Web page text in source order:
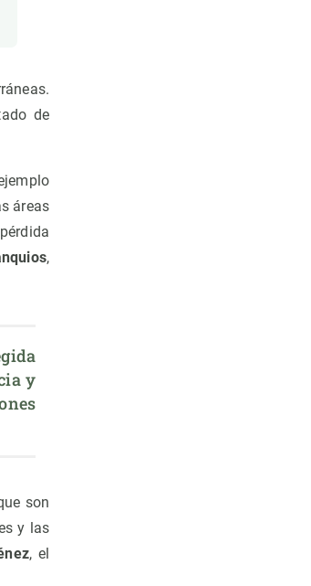
de
áreas
,
y
son
y las
, el